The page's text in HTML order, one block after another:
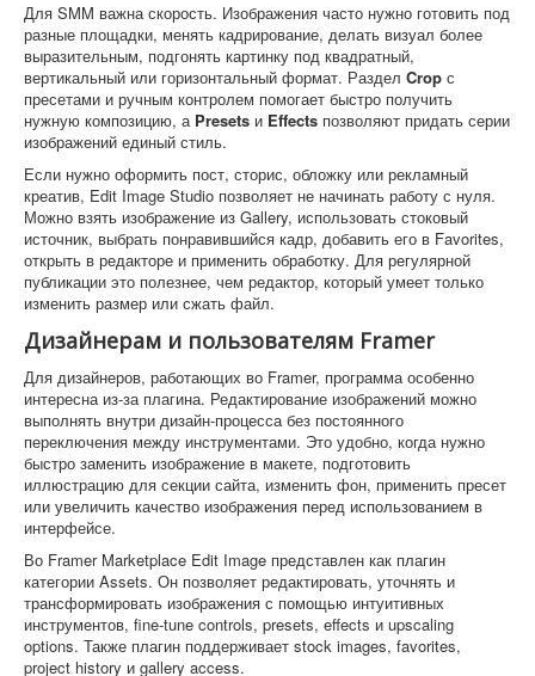
Для SMM важна скорость. Изображения часто нужно готовить под
разные площадки, менять кадрирование, делать визуал более
выразительным, подгонять картинку под квадратный,
вертикальный или горизонтальный формат. Раздел Crop с
пресетами и ручным контролем помогает быстро получить
нужную композицию, а Presets и Effects позволяют придать серии
изображений единый стиль.
Если нужно оформить пост, сторис, обложку или рекламный
креатив, Edit Image Studio позволяет не начинать работу с нуля.
Можно взять изображение из Gallery, использовать стоковый
источник, выбрать понравившийся кадр, добавить его в Favorites,
открыть в редакторе и применить обработку. Для регулярной
публикации это полезнее, чем редактор, который умеет только
изменить размер или сжать файл.
Дизайнерам и пользователям Framer
Для дизайнеров, работающих во Framer, программа особенно
интересна из-за плагина. Редактирование изображений можно
выполнять внутри дизайн-процесса без постоянного
переключения между инструментами. Это удобно, когда нужно
быстро заменить изображение в макете, подготовить
иллюстрацию для секции сайта, изменить фон, применить пресет
или увеличить качество изображения перед использованием в
интерфейсе.
Во Framer Marketplace Edit Image представлен как плагин
категории Assets. Он позволяет редактировать, уточнять и
трансформировать изображения с помощью интуитивных
инструментов, fine-tune controls, presets, effects и upscaling
options. Также плагин поддерживает stock images, favorites,
project history и gallery access.